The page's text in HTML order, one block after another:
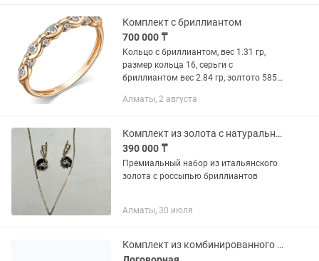
Комплект с бриллиантом
700 000 ₸
Кольцо с бриллиантом, вес 1.31 гр,
размер кольца 16, серьги с
бриллиантом вес 2.84 гр, золтото 585
сетификатом соответствия, брилиант
Алматы, 2 августа
Комплект из золота с натуральными сапфирами и россыпью бриллиантов
390 000 ₸
Премиальный набор из итальянского
золота с россыпью бриллиантов
Алматы, 30 июля
Комплект из комбинированного золота с бриллиантами